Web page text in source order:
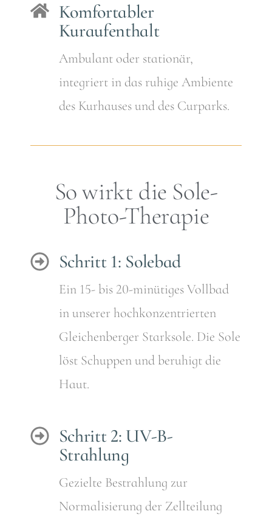
Komfortabler
Kuraufenthalt
Ambulant oder stationär,
integriert in das ruhige Ambiente
des Kurhauses und des Curparks.
So wirkt die Sole-
Photo-Therapie
Schritt 1: Solebad
Ein 15- bis 20-minütiges Vollbad
in unserer hochkonzentrierten
Gleichenberger Starksole. Die Sole
löst Schuppen und beruhigt die
Haut.
Schritt 2: UV-B-
Strahlung
Gezielte Bestrahlung zur
Normalisierung der Zellteilung